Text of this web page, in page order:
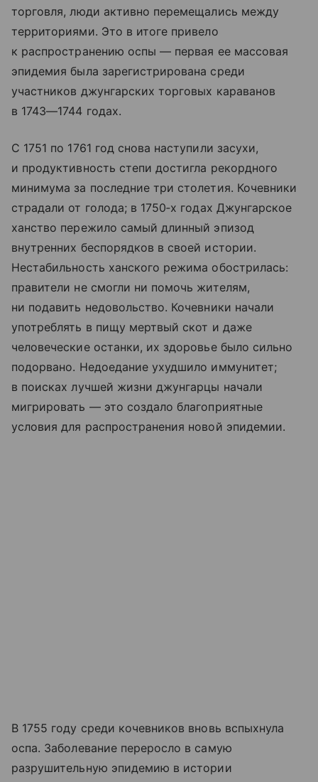
торговля, люди активно перемещались между
территориями. Это в итоге привело
к распространению оспы — первая ее массовая
эпидемия была зарегистрирована среди
участников джунгарских торговых караванов
в 1743—1744 годах.
С 1751 по 1761 год снова наступили засухи,
и продуктивность степи достигла рекордного
минимума за последние три столетия. Кочевники
страдали от голода; в 1750‑х годах Джунгарское
ханство пережило самый длинный эпизод
внутренних беспорядков в своей истории.
Нестабильность ханского режима обострилась:
правители не смогли ни помочь жителям,
ни подавить недовольство. Кочевники начали
употреблять в пищу мертвый скот и даже
человеческие останки, их здоровье было сильно
подорвано. Недоедание ухудшило иммунитет;
в поисках лучшей жизни джунгарцы начали
мигрировать — это создало благоприятные
условия для распространения новой эпидемии.
В 1755 году среди кочевников вновь вспыхнула
оспа. Заболевание переросло в самую
разрушительную эпидемию в истории